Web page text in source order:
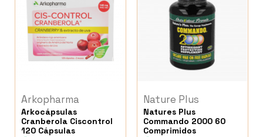
Arkopharma
Arkocápsulas
Cranberola Ciscontrol
120 Cápsulas
Nature Plus
Natures Plus
Commando 2000 60
Comprimidos